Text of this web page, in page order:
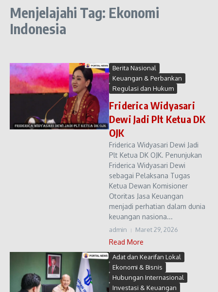
Menjelajahi Tag: Ekonomi
Indonesia
Berita Nasional
Keuangan & Perbankan
Regulasi dan Hukum
Friderica Widyasari
Dewi Jadi Plt Ketua DK
OJK
Friderica Widyasari Dewi Jadi
Plt Ketua DK OJK. Penunjukan
Friderica Widyasari Dewi
sebagai Pelaksana Tugas
Ketua Dewan Komisioner
Otoritas Jasa Keuangan
menjadi perhatian dalam dunia
keuangan nasiona...
admin Maret 29, 2026
Read More
Adat dan Kearifan Lokal
Ekonomi & Bisnis
Hubungan Internasional
Investasi & Keuangan